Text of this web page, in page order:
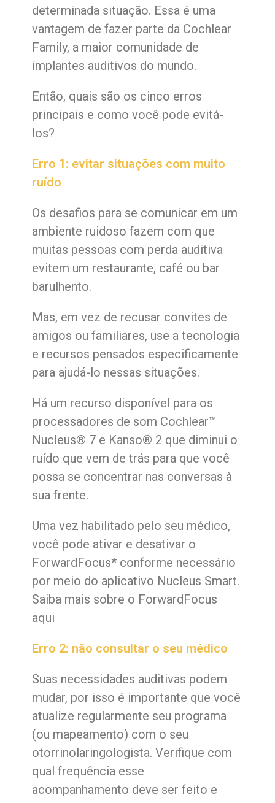
determinada situação. Essa é uma
vantagem de fazer parte da Cochlear
Family, a maior comunidade de
implantes auditivos do mundo.
Então, quais são os cinco erros
principais e como você pode evitá-
los?
Erro 1: evitar situações com muito
ruído
Os desafios para se comunicar em um
ambiente ruidoso fazem com que
muitas pessoas com perda auditiva
evitem um restaurante, café ou bar
barulhento.
Mas, em vez de recusar convites de
amigos ou familiares, use a tecnologia
e recursos pensados especificamente
para ajudá-lo nessas situações.
Há um recurso disponível para os
processadores de som Cochlear™
Nucleus® 7 e Kanso® 2 que diminui o
ruído que vem de trás para que você
possa se concentrar nas conversas à
sua frente.
Uma vez habilitado pelo seu médico,
você pode ativar e desativar o
ForwardFocus* conforme necessário
por meio do aplicativo Nucleus Smart.
Saiba mais sobre o ForwardFocus
aqui
Erro 2: não consultar o seu médico
Suas necessidades auditivas podem
mudar, por isso é importante que você
atualize regularmente seu programa
(ou mapeamento) com o seu
otorrinolaringologista. Verifique com
qual frequência esse
acompanhamento deve ser feito e